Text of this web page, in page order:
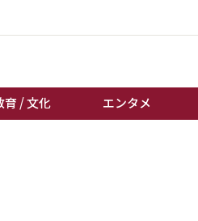
育 / 文化 エンタメ